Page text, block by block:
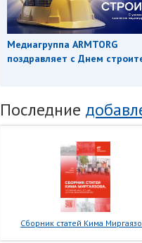
Медиагруппа ARMTORG
поздравляет с Днем
Последние
Сборник статей Кима